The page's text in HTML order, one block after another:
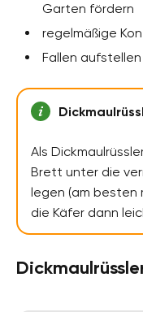
Garten fördern
regelmäßige
Fallen aufstellen
Als
Brett unter die
legen (am besten
die Käfer dann